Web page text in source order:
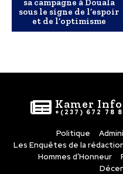
sa campagne à Douala
sous le signe de l’espoir
et de l’optimisme
Kamer
+(237) 672 78
Politique
Les Enquêtes de la
Hommes d’Honneur